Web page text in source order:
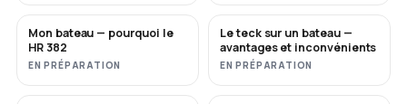
BIENTÔT
Mon bateau — pourquoi le
HR 382
EN PRÉPARATION
BIENTÔT
Le teck sur un bateau —
avantages et inconvénients
EN PRÉPARATION